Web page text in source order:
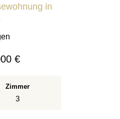
in
€
Zimmer
3